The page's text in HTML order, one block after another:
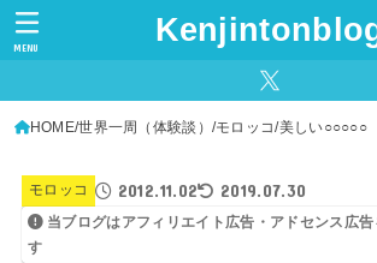
MENU
HOME 世界一周（体験談） モロッコ 美しい○○○○○
モロッコ 2012.11.02 2019.07.30
当ブログはアフィリエイト広告・アドセンス広
す